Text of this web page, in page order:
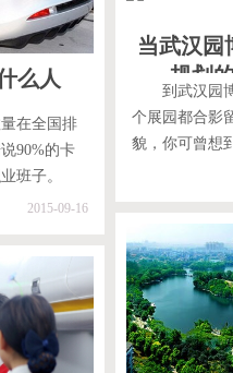
么人
在全国排
90%的卡
班子。
2015-09-16
当武汉园
规划
到武汉园
个展园都合影
貌，你可曾想